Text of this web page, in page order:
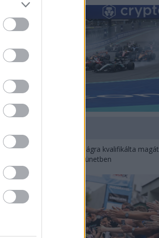
Kerékpáros világbajnokságra kvalifikálta magát
Bottas az F1-es nyári szünetben